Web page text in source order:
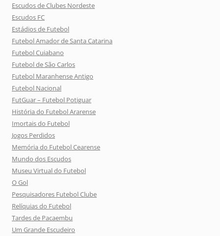
Escudos de Clubes Nordeste
Escudos FC
Estádios de Futebol
Futebol Amador de Santa Catarina
Futebol Cuiabano
Futebol de São Carlos
Futebol Maranhense Antigo
Futebol Nacional
FutGuar – Futebol Potiguar
História do Futebol Ararense
Imortais do Futebol
Jogos Perdidos
Memória do Futebol Cearense
Mundo dos Escudos
Museu Virtual do Futebol
O Gol
Pesquisadores Futebol Clube
Relíquias do Futebol
Tardes de Pacaembu
Um Grande Escudeiro